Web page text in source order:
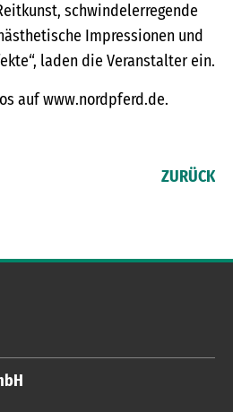
schwindelerregende
Impressionen und
laden die Veranstalter ein.
auf www.nordpferd.de.
ZURÜCK